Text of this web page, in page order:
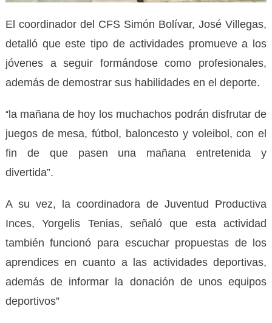
El coordinador del CFS Simón Bolívar, José Villegas,
detalló que este tipo de actividades promueve a los
jóvenes a seguir formándose como profesionales,
además de demostrar sus habilidades en el deporte.
“la mañana de hoy los muchachos podrán disfrutar de
juegos de mesa, fútbol, baloncesto y voleibol, con el
fin de que pasen una mañana entretenida y
divertida”.
A su vez, la coordinadora de Juventud Productiva
Inces, Yorgelis Tenias, señaló que esta actividad
también funcionó para escuchar propuestas de los
aprendices en cuanto a las actividades deportivas,
además de informar la donación de unos equipos
deportivos”